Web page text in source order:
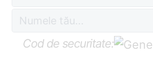
Cod de securitate: